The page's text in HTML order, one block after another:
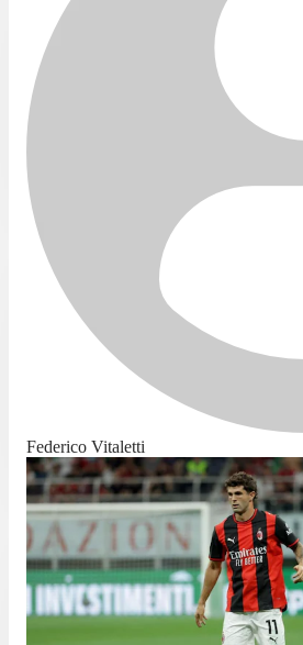
Federico Vitaletti